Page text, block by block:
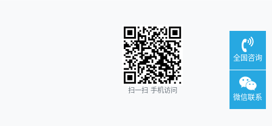
扫一扫 手机访问
全国咨询
微信联系